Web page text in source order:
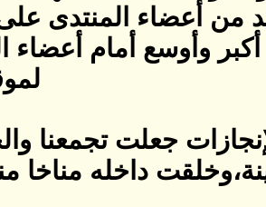
من أعضاء المنتدى
وأوسع أمام
جعلت تجمعنا
داخله